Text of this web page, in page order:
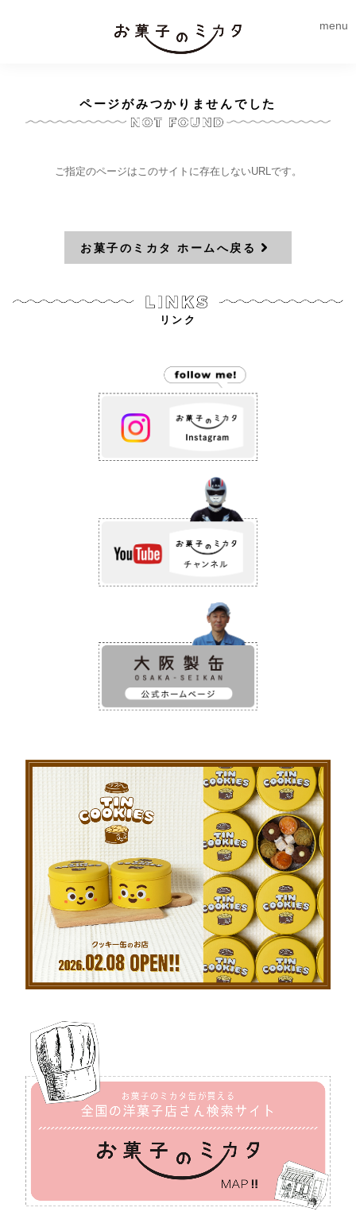
menu
ページがみつかりませんでした
ご指定のページはこのサイトに存在しないURLです。
お菓子のミカタ ホームへ戻る
リンク